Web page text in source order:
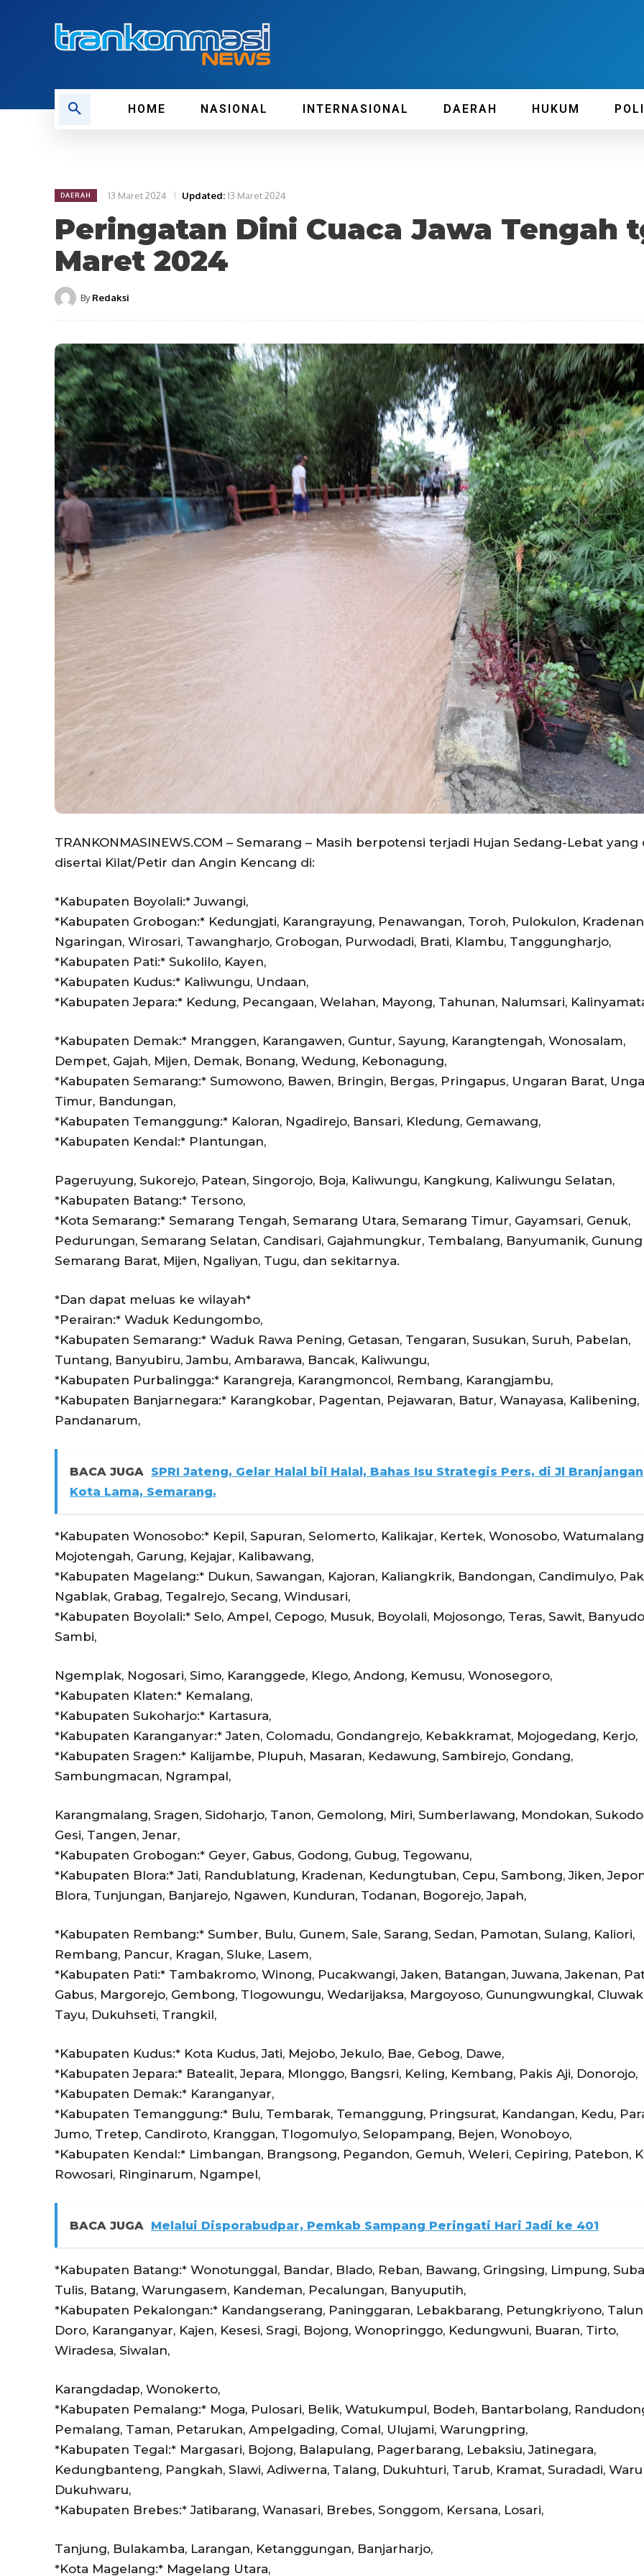
HOME NASIONAL INTERNASIONAL DAERAH HUKUM
DAERAH 13 Maret 2024 Updated:13 Maret 2024
Peringatan Dini Cuaca Jawa Tengah
Maret 2024
By Redaksi
TRANKONMASINEWS.COM – Semarang – Masih berpotensi terjadi Hujan Sedang-Lebat yang
disertai Kilat/Petir dan Angin Kencang di:
*Kabupaten Boyolali:* Juwangi,
*Kabupaten Grobogan:* Kedungjati, Karangrayung, Penawangan, Toroh, Pulokulon,
Ngaringan, Wirosari, Tawangharjo, Grobogan, Purwodadi, Brati, Klambu, Tanggungharjo,
*Kabupaten Pati:* Sukolilo, Kayen,
*Kabupaten Kudus:* Kaliwungu, Undaan,
*Kabupaten Jepara:* Kedung, Pecangaan, Welahan, Mayong, Tahunan, Nalumsari,
*Kabupaten Demak:* Mranggen, Karangawen, Guntur, Sayung, Karangtengah, Wonosalam,
Dempet, Gajah, Mijen, Demak, Bonang, Wedung, Kebonagung,
*Kabupaten Semarang:* Sumowono, Bawen, Bringin, Bergas, Pringapus, Ungaran Barat,
Timur, Bandungan,
*Kabupaten Temanggung:* Kaloran, Ngadirejo, Bansari, Kledung, Gemawang,
*Kabupaten Kendal:* Plantungan,
Pageruyung, Sukorejo, Patean, Singorojo, Boja, Kaliwungu, Kangkung, Kaliwungu Selatan,
*Kabupaten Batang:* Tersono,
*Kota Semarang:* Semarang Tengah, Semarang Utara, Semarang Timur, Gayamsari, Genuk,
Pedurungan, Semarang Selatan, Candisari, Gajahmungkur, Tembalang, Banyumanik,
Semarang Barat, Mijen, Ngaliyan, Tugu, dan sekitarnya.
*Dan dapat meluas ke wilayah*
*Perairan:* Waduk Kedungombo,
*Kabupaten Semarang:* Waduk Rawa Pening, Getasan, Tengaran, Susukan, Suruh, Pabelan,
Tuntang, Banyubiru, Jambu, Ambarawa, Bancak, Kaliwungu,
*Kabupaten Purbalingga:* Karangreja, Karangmoncol, Rembang, Karangjambu,
*Kabupaten Banjarnegara:* Karangkobar, Pagentan, Pejawaran, Batur, Wanayasa, Kalibening,
Pandanarum,
BACA JUGA SPRI Jateng, Gelar Halal bil Halal, Bahas Isu Strategis Pers, di Jl Branjangan
Kota Lama, Semarang.
*Kabupaten Wonosobo:* Kepil, Sapuran, Selomerto, Kalikajar, Kertek, Wonosobo,
Mojotengah, Garung, Kejajar, Kalibawang,
*Kabupaten Magelang:* Dukun, Sawangan, Kajoran, Kaliangkrik, Bandongan, Candimulyo,
Ngablak, Grabag, Tegalrejo, Secang, Windusari,
*Kabupaten Boyolali:* Selo, Ampel, Cepogo, Musuk, Boyolali, Mojosongo, Teras, Sawit,
Sambi,
Ngemplak, Nogosari, Simo, Karanggede, Klego, Andong, Kemusu, Wonosegoro,
*Kabupaten Klaten:* Kemalang,
*Kabupaten Sukoharjo:* Kartasura,
*Kabupaten Karanganyar:* Jaten, Colomadu, Gondangrejo, Kebakkramat, Mojogedang, Kerjo,
*Kabupaten Sragen:* Kalijambe, Plupuh, Masaran, Kedawung, Sambirejo, Gondang,
Sambungmacan, Ngrampal,
Karangmalang, Sragen, Sidoharjo, Tanon, Gemolong, Miri, Sumberlawang, Mondokan,
Gesi, Tangen, Jenar,
*Kabupaten Grobogan:* Geyer, Gabus, Godong, Gubug, Tegowanu,
*Kabupaten Blora:* Jati, Randublatung, Kradenan, Kedungtuban, Cepu, Sambong, Jiken,
Blora, Tunjungan, Banjarejo, Ngawen, Kunduran, Todanan, Bogorejo, Japah,
*Kabupaten Rembang:* Sumber, Bulu, Gunem, Sale, Sarang, Sedan, Pamotan, Sulang, Kaliori,
Rembang, Pancur, Kragan, Sluke, Lasem,
*Kabupaten Pati:* Tambakromo, Winong, Pucakwangi, Jaken, Batangan, Juwana, Jakenan,
Gabus, Margorejo, Gembong, Tlogowungu, Wedarijaksa, Margoyoso, Gunungwungkal,
Tayu, Dukuhseti, Trangkil,
*Kabupaten Kudus:* Kota Kudus, Jati, Mejobo, Jekulo, Bae, Gebog, Dawe,
*Kabupaten Jepara:* Batealit, Jepara, Mlonggo, Bangsri, Keling, Kembang, Pakis Aji, Donorojo,
*Kabupaten Demak:* Karanganyar,
*Kabupaten Temanggung:* Bulu, Tembarak, Temanggung, Pringsurat, Kandangan, Kedu,
Jumo, Tretep, Candiroto, Kranggan, Tlogomulyo, Selopampang, Bejen, Wonoboyo,
*Kabupaten Kendal:* Limbangan, Brangsong, Pegandon, Gemuh, Weleri, Cepiring, Patebon,
Rowosari, Ringinarum, Ngampel,
BACA JUGA Melalui Disporabudpar, Pemkab Sampang Peringati Hari Jadi ke 401
*Kabupaten Batang:* Wonotunggal, Bandar, Blado, Reban, Bawang, Gringsing, Limpung,
Tulis, Batang, Warungasem, Kandeman, Pecalungan, Banyuputih,
*Kabupaten Pekalongan:* Kandangserang, Paninggaran, Lebakbarang, Petungkriyono,
Doro, Karanganyar, Kajen, Kesesi, Sragi, Bojong, Wonopringgo, Kedungwuni, Buaran, Tirto,
Wiradesa, Siwalan,
Karangdadap, Wonokerto,
*Kabupaten Pemalang:* Moga, Pulosari, Belik, Watukumpul, Bodeh, Bantarbolang,
Pemalang, Taman, Petarukan, Ampelgading, Comal, Ulujami, Warungpring,
*Kabupaten Tegal:* Margasari, Bojong, Balapulang, Pagerbarang, Lebaksiu, Jatinegara,
Kedungbanteng, Pangkah, Slawi, Adiwerna, Talang, Dukuhturi, Tarub, Kramat, Suradadi,
Dukuhwaru,
*Kabupaten Brebes:* Jatibarang, Wanasari, Brebes, Songgom, Kersana, Losari,
Tanjung, Bulakamba, Larangan, Ketanggungan, Banjarharjo,
*Kota Magelang:* Magelang Utara,